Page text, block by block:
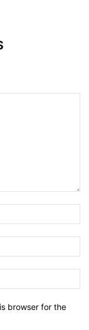
browser for the